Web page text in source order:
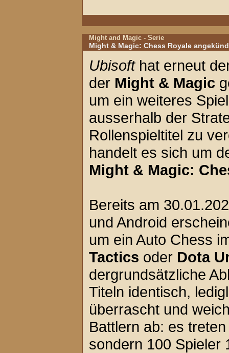
Might and Magic - Serie
Might & Magic: Chess Royale
Ubisofthat erneut
der Might & Magic
um ein weiteres Spiel
ausserhalb der
Rollenspieltitel zu
handelt es sich um
Might & Magic:
Bereits am
und Android
um ein Auto Chess
Tactics oder Dota
dergrundsätzliche
Titeln identisch,
überrascht und
Battlern ab: es
sondern 100 Spieler